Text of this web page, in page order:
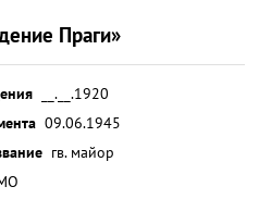
Праги»
__.__.1920
09.06.1945
гв. майор